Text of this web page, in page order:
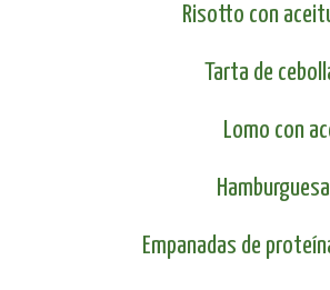
Risotto con
Tarta de
Lomo con
Empanadas de